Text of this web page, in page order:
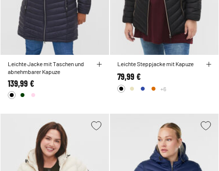
Leichte Jacke mit Taschen und
abnehmbarer Kapuze
139,99 €
Leichte Steppjacke mit Kapuze
79,99 €
+6